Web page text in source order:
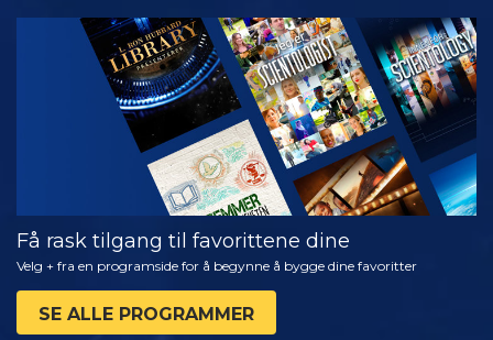
SE
UTFORSK
SERIEN
Få rask tilgang til favorittene dine
Velg + fra en programside for å begynne å bygge dine favoritter
SE ALLE PROGRAMMER